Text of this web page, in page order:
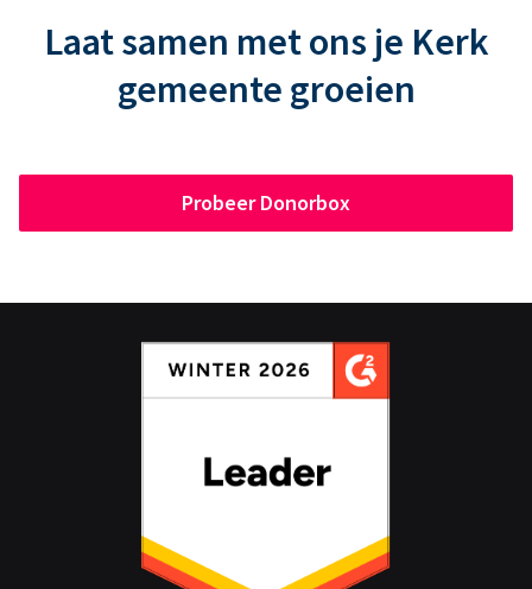
Laat samen met ons je Kerk
gemeente groeien
Probeer Donorbox